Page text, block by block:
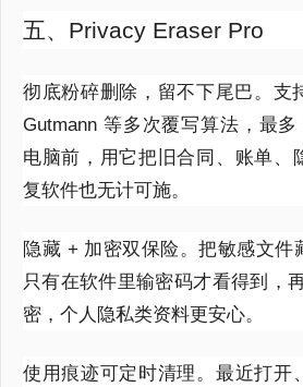
五、Privacy Eraser Pro
彻底粉碎删除，留不下尾巴。支
Gutmann 等多次覆写算法，最
电脑前，用它把旧合同、账单、
复软件也无计可施。
隐藏 + 加密双保险。把敏感文件
只有在软件里输密码才看得到，
密，个人隐私类资料更安心。
使用痕迹可定时清理。最近打开